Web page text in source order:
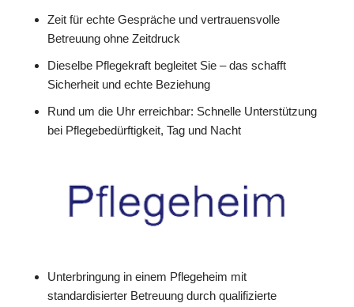
Zeit für echte Gespräche und vertrauensvolle
Betreuung ohne Zeitdruck
Dieselbe Pflegekraft begleitet Sie – das schafft
Sicherheit und echte Beziehung
Rund um die Uhr erreichbar: Schnelle Unterstützung
bei Pflegebedürftigkeit, Tag und Nacht
Unterbringung in einem Pflegeheim mit
standardisierter Betreuung durch qualifizierte